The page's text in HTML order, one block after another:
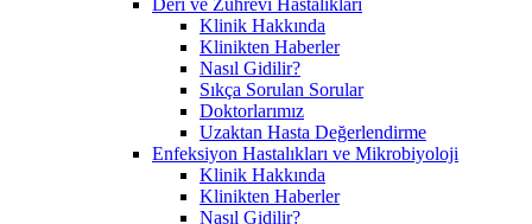
Klinik Hakkında
Klinikten Haberler
Nasıl Gidilir?
Sıkça Sorulan Sorular
Doktorlarımız
Uzaktan Hasta Değerlendirme
Enfeksiyon Hastalıkları ve Mikrobiyoloji
Klinik Hakkında
Klinikten Haberler
Nasıl Gidilir?